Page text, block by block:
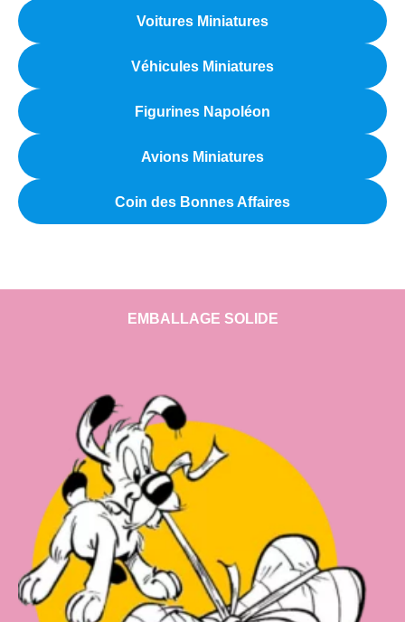
Voitures Miniatures
Véhicules Miniatures
Figurines Napoléon
Avions Miniatures
Coin des Bonnes Affaires
EMBALLAGE SOLIDE